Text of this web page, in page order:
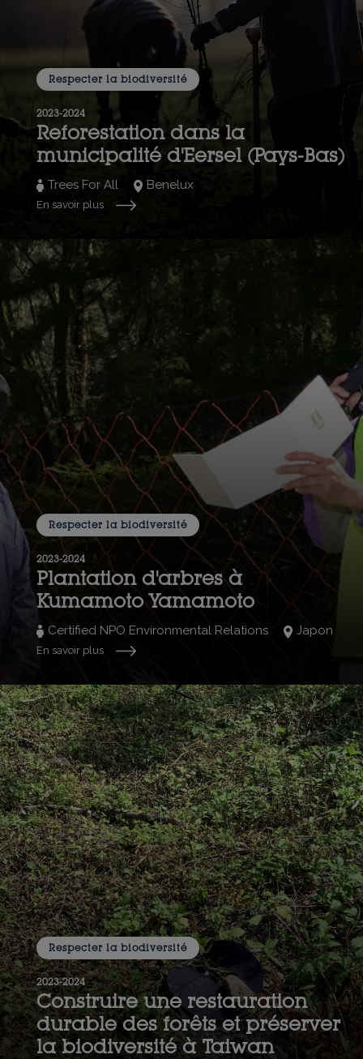
Respecter la biodiversité
2023-2024
Reforestation dans la
municipalité d'Eersel (Pays-Bas)
Trees For All Benelux
En savoir plus
Respecter la biodiversité
2023-2024
Plantation d'arbres à
Kumamoto Yamamoto
Certified NPO Environmental Relations Japon
En savoir plus
Respecter la biodiversité
2023-2024
Construire une restauration
durable des forêts et préserver
la biodiversité à Taiwan